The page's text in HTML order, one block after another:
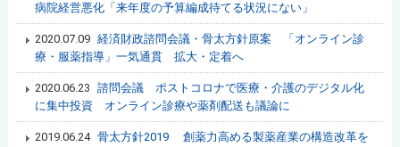
病院経営悪化「来年度の予算編成待てる状況にない」
2020.07.09 経済財政諮問会議・骨太方針原案 「オンライン診
療・服薬指導」一気通貫 拡大・定着へ
2020.06.23 諮問会議 ポストコロナで医療・介護のデジタル化
に集中投資 オンライン診療や薬剤配送も議論に
2019.06.24 骨太方針2019 創薬力高める製薬産業の構造改革を